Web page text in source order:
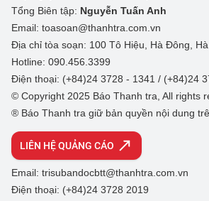
Tổng Biên tập: Nguyễn Tuấn Anh
Email: toasoan@thanhtra.com.vn
Địa chỉ tòa soạn: 100 Tô Hiệu, Hà Đông, Hà
Hotline: 090.456.3399
Điện thoại: (+84)24 3728 - 1341 / (+84)24
© Copyright 2025 Báo Thanh tra, All rights
® Báo Thanh tra giữ bản quyền nội dung
LIÊN HỆ QUẢNG CÁO
Email: trisubandocbtt@thanhtra.com.vn
Điện thoại: (+84)24 3728 2019